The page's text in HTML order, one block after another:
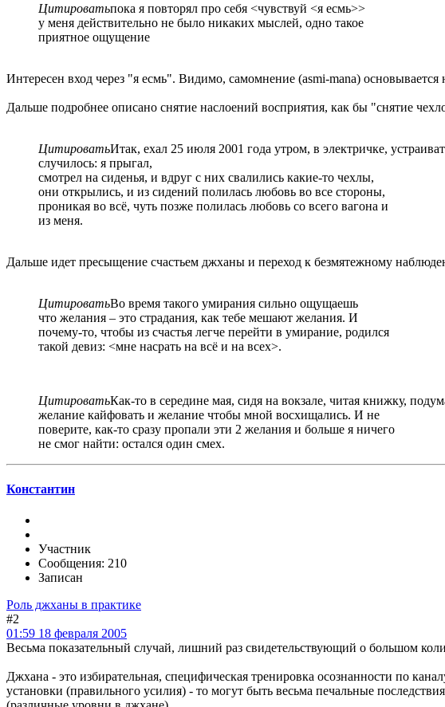
Цитироватьпока я повторял про себя <чувствуй <я есмь>>
у меня действительно не было никаких мыслей, одно такое
приятное ощущение
Интересен вход через "я есмь". Видимо, самомнение (asmi-mana)
Дальше подробнее описано снятие наслоений восприятия, как бы "снятие
ЦитироватьИтак, ехал 25 июля 2001 года утром, в электричке,
случилось: я прыгал,
смотрел на сиденья, и вдруг с них свалились какие-то чехлы,
они открылись, и из сидений полилась любовь во все стороны,
проникая во всё, чуть позже полилась любовь со всего вагона и
из меня.
Дальше идет пресыщение счастьем джханы и переход к безмятежному
ЦитироватьВо время такого умирания сильно ощущаешь
что желания – это страдания, как тебе мешают желания. И
почему-то, чтобы из счастья легче перейти в умирание, родился
такой девиз: <мне насрать на всё и на всех>.
ЦитироватьКак-то в середине мая, сидя на вокзале, читая книжку,
желание кайфовать и желание чтобы мной восхищались. И не
поверите, как-то сразу пропали эти 2 желания и больше я ничего
не смог найти: остался один смех.
Константин
Участник
Сообщения: 210
Записан
Роль джханы в практике
#2
01:59 18 февраля 2005
Весьма показательный случай, лишний раз свидетельствующий о большом
Джхана - это избирательная, специфическая тренировка осознанности по
установки (правильного усилия) - то могут быть весьма печальные